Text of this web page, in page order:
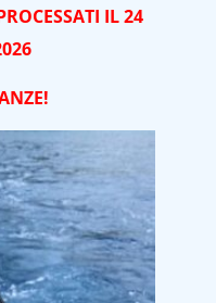
nero:
che può
IL 24
NZE!